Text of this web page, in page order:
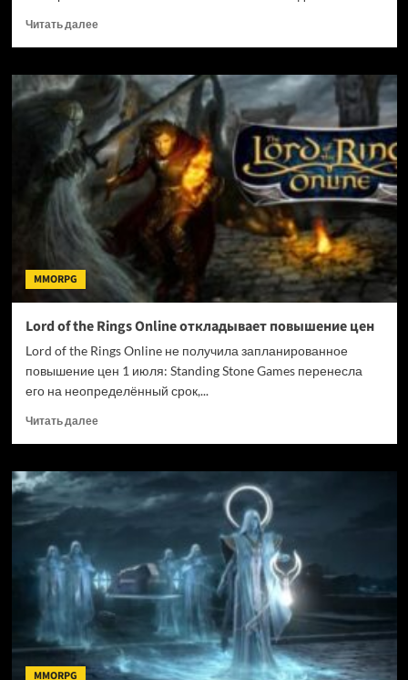
Читать далееПрочитать
Дату
начала
ЗБТ
Chasing
KaleidoRIDER
объявили
вместе
с
публикацией
нового
трейлера
MMORPG
Lord of the Rings Online откладывает повышение цен
Lord of the Rings Online не получила запланированное
повышение цен 1 июля: Standing Stone Games перенесла
его на неопределённый срок,...
Читать далееПрочитать
Lord
the
откладывает
повышение
цен
MMORPG